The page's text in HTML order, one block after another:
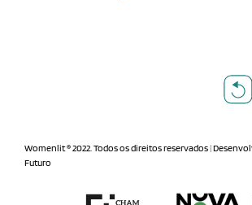
Womenlit ® 2022. Todos os direitos reservados |
Futuro